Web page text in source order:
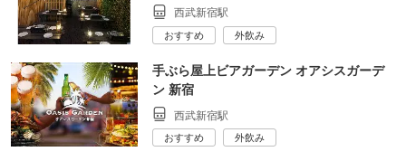
西武新宿駅
おすすめ 外飲み
手ぶら屋上ビアガーデン オアシスガーデ
ン 新宿
西武新宿駅
おすすめ 外飲み